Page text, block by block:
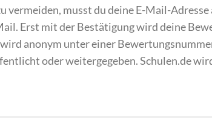
vermeiden, musst du deine E-Mail-
Erst mit der Bestätigung wird deine
anonym unter einer
oder weitergegeben. Schulen.de